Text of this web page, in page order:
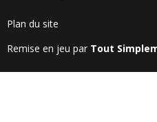
Plan du site
Remise en jeu par Tout